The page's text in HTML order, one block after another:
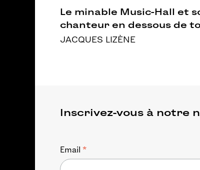
Le minable Music-Hall et
chanteur en dessous de
JACQUES LIZÈNE
Inscrivez-vous à notre
Email *